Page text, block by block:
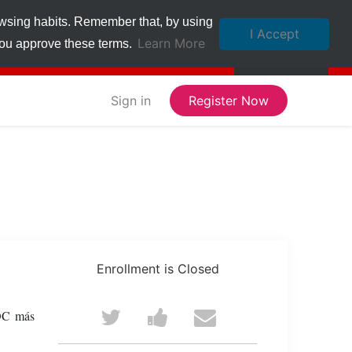
habits. Remember that, by using
approve these terms. Learn More
I Accept
Sign in Register Now
más
Enrollment is Closed
TweetPostEmail